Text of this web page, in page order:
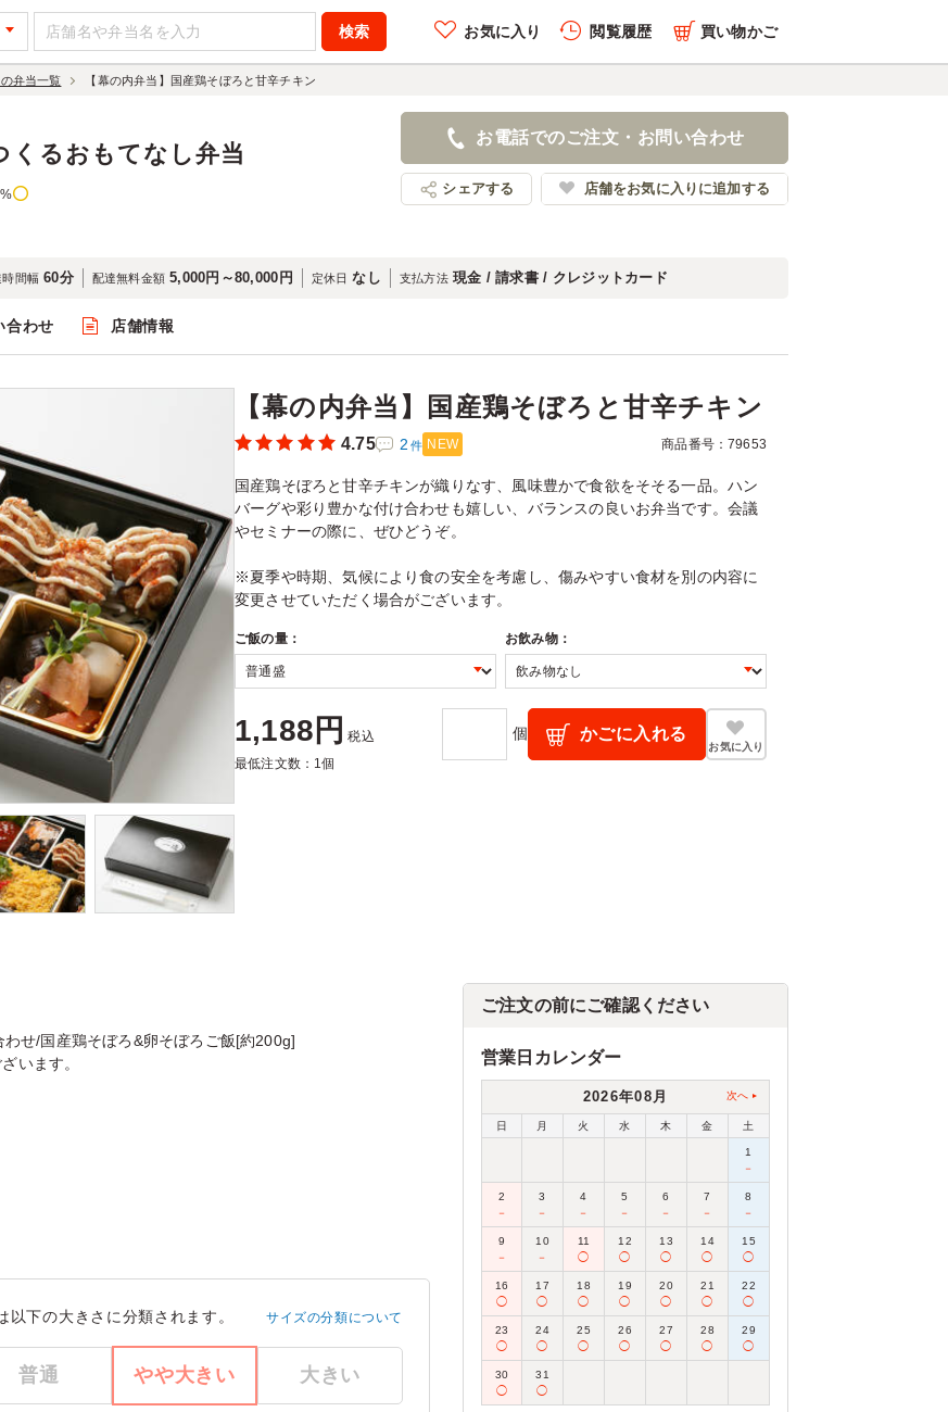
お気に入り 閲覧履歴
履歴を全件削除する
キン
店舗名：手作り惣菜 一清
買い物かご
弁当一覧 【幕の内弁当】国産鶏そぼろと甘辛チキン
くるおもてなし弁当
%
お電話でのご注文・お問い合わせ
シェアする 店舗をお気に入りに追加する
時間幅 60分 配達無料金額 5,000円～80,000円 定休日 なし 支払方法 現金 / 請求書 / クレジットカード
合わせ 店舗情報
【幕の内弁当】国産鶏そぼろと甘辛チキン
4.75 2 件 NEW 商品番号：79653
国産鶏そぼろと甘辛チキンが織りなす、風味豊かで食欲をそそる一品。ハン
バーグや彩り豊かな付け合わせも嬉しい、バランスの良いお弁当です。会議
やセミナーの際に、ぜひどうぞ。
※夏季や時期、気候により食の安全を考慮し、傷みやすい食材を別の内容に
変更させていただく場合がございます。
ご飯の量： お飲み物：
1,188円 税込
最低注文数：1個
個 かごに入れる
お気に入り
せ/国産鶏そぼろ&卵そぼろご飯[約200g]
います。
下の大きさに分類されます。 サイズの分類について
普通 やや大きい 大きい
ご注文の前にご確認ください
営業日カレンダー
2026年08月 次へ
日 月 火 水 木 金 土
1
－
2
－
3
－
4
－
5
－
6
－
7
－
8
－
9
－
10
－
11
◯
12
◯
13
◯
14
◯
15
◯
16
◯
17
◯
18
◯
19
◯
20
◯
21
◯
22
◯
23
◯
24
◯
25
◯
26
◯
27
◯
28
◯
29
◯
30
◯
31
◯